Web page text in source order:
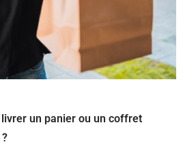
un panier ou un coffret